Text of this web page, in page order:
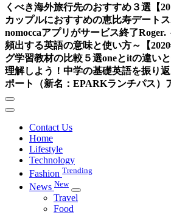
くべき海外旅行先のおすすめ３選 【
カップルにおすすめの恵比寿デート
nomoccaアプリがサービス終了Roger.
頻出する英語の意味と使い方～
【
グ学習教材の比較５選oneとitの違い
理解しよう！中学の基礎英語を振り
ポート（新名：EPARKランチパス）
Contact Us
Home
Lifestyle
Technology
Fashion Trending
News New
Travel
Food